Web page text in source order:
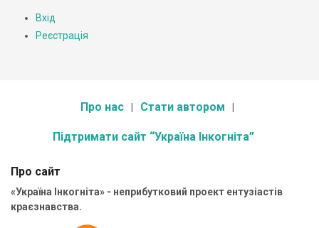
Вхід
Реєстрація
Про нас Стати автором
Підтримати сайт “Україна Інкогніта”
Про сайт
«Україна Інкогніта» - неприбутковий проект ентузіастів
краєзнавства.